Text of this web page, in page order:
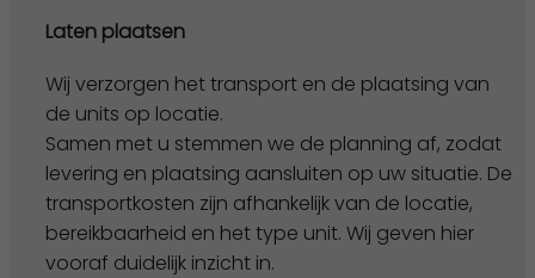
Laten plaatsen
Wij verzorgen het transport en de plaatsing van
de units op locatie.
Samen met u stemmen we de planning af, zodat
levering en plaatsing aansluiten op uw situatie. De
transportkosten zijn afhankelijk van de locatie,
bereikbaarheid en het type unit. Wij geven hier
vooraf duidelijk inzicht in.